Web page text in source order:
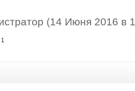
(14 Июня 2016 в